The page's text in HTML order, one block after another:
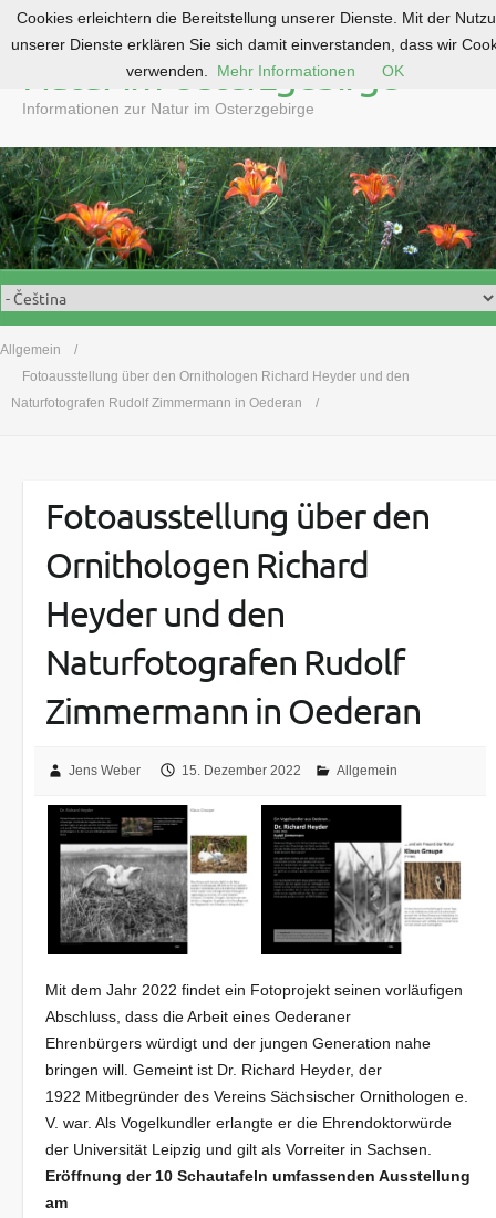
o
c
o
n
t
e
n
Natur im Osterzgebirge
Informationen zur Natur im Osterzgebirge
Allgemein
Fotoausstellung über den Ornithologen Richard Heyder und den
Naturfotografen Rudolf Zimmermann in Oederan
Fotoausstellung über den
Ornithologen Richard
Heyder und den
Naturfotografen Rudolf
Zimmermann in Oederan
Jens Weber 15. Dezember 2022 Allgemein
Mit dem Jahr 2022 findet ein Fotoprojekt seinen vorläufigen
Abschluss, dass die Arbeit eines Oederaner
Ehrenbürgers würdigt und der jungen Generation nahe
bringen will. Gemeint ist Dr. Richard Heyder, der
1922 Mitbegründer des Vereins Sächsischer Ornithologen e.
V. war. Als Vogelkundler erlangte er die Ehrendoktorwürde
der Universität Leipzig und gilt als Vorreiter in Sachsen.
Eröffnung der 10 Schautafeln umfassenden Ausstellung
am
Cookies erleichtern die Bereitstellung unserer Dienste. Mit der
unserer Dienste erklären Sie sich damit einverstanden, dass wir
verwenden.
Mehr Informationen OK